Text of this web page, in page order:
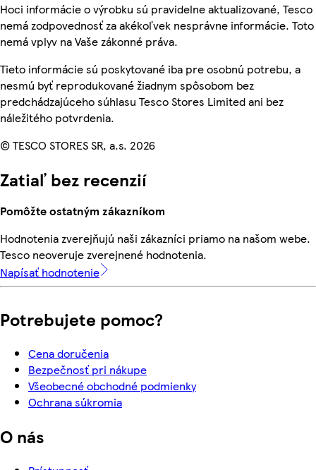
Hoci informácie o výrobku sú pravidelne aktualizované, Tesco
nemá zodpovednosť za akékoľvek nesprávne informácie. Toto
nemá vplyv na Vaše zákonné práva.
Tieto informácie sú poskytované iba pre osobnú potrebu, a
nesmú byť reprodukované žiadnym spôsobom bez
predchádzajúceho súhlasu Tesco Stores Limited ani bez
náležitého potvrdenia.
© TESCO STORES SR, a.s. 2026
Zatiaľ bez recenzií
Pomôžte ostatným zákazníkom
Hodnotenia zverejňujú naši zákazníci priamo na našom webe.
Tesco neoveruje zverejnené hodnotenia.
Napísať hodnotenie
Potrebujete pomoc?
Cena doručenia
Bezpečnosť pri nákupe
Všeobecné obchodné podmienky
Ochrana súkromia
O nás